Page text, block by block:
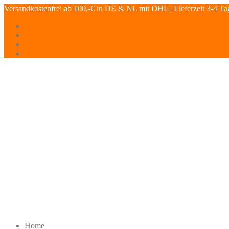
Versandkostenfrei ab 100,-€ in DE & NL mit DHL | Lieferzeit 3-4
Home